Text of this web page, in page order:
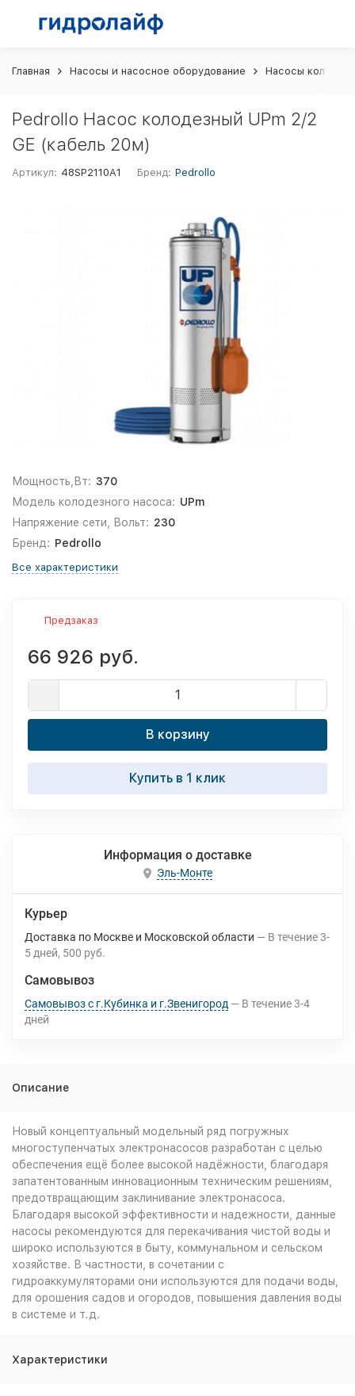
Главная Насосы и насосное оборудование Насосы
Pedrollo Насос колодезный UPm 2/2
GE (кабель 20м)
Артикул: 48SP2110A1 Бренд: Pedrollo
Мощность,Вт: 370
Модель колодезного насоса: UPm
Напряжение сети, Вольт: 230
Бренд: Pedrollo
Все характеристики
Предзаказ
66 926 руб.
В корзину
Купить в 1 клик
Информация о доставке
Эль-Монте
Курьер
Доставка по Москве и Московской области В течение3-
5 дней 500 руб.
Самовывоз
Самовывоз с г.Кубинка и г.Звенигород В течение3-4
дней
Описание
Новый концептуальный модельный ряд погружных
многоступенчатых электронасосов разработан с целью
обеспечения ещё более высокой надёжности, благодаря
запатентованным инновационным техническим решениям,
предотвращающим заклинивание электронасоса.
Благодаря высокой эффективности и надежности, данные
насосы рекомендуются для перекачивания чистой воды и
широко используются в быту, коммунальном и сельском
хозяйстве. В частности, в сочетании с
гидроаккумуляторами они используются для подачи воды,
для орошения садов и огородов, повышения давления воды
в системе и т.д.
Характеристики